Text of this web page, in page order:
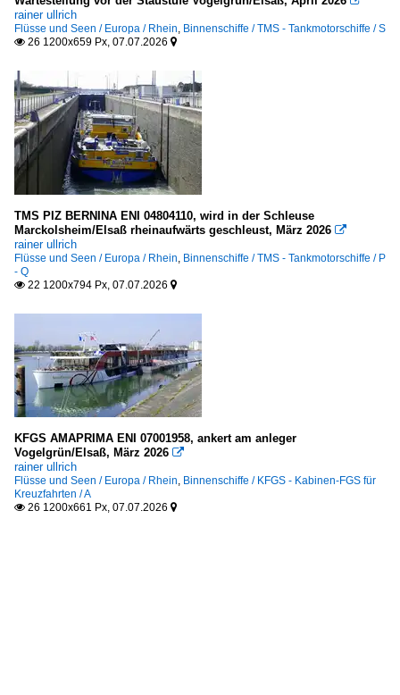
rainer ullrich
Flüsse und Seen / Europa / Rhein, Binnenschiffe / TMS - Tankmotorschiffe / S
 26 1200x659 Px, 07.07.2026 
TMS PIZ BERNINA ENI 04804110, wird in der Schleuse
Marckolsheim/Elsaß rheinaufwärts geschleust, März 2026 
rainer ullrich
Flüsse und Seen / Europa / Rhein, Binnenschiffe / TMS - Tankmotorschiffe / P
- Q
 22 1200x794 Px, 07.07.2026 
KFGS AMAPRIMA ENI 07001958, ankert am anleger
Vogelgrün/Elsaß, März 2026 
rainer ullrich
Flüsse und Seen / Europa / Rhein, Binnenschiffe / KFGS - Kabinen-FGS für
Kreuzfahrten / A
 26 1200x661 Px, 07.07.2026 